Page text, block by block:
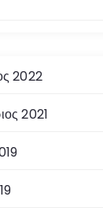
2022
2021